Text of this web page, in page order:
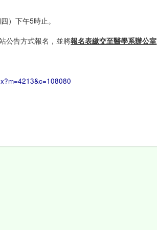
）下午5時止。
公告方式報名，並將報名表繳交至醫學系辦公室